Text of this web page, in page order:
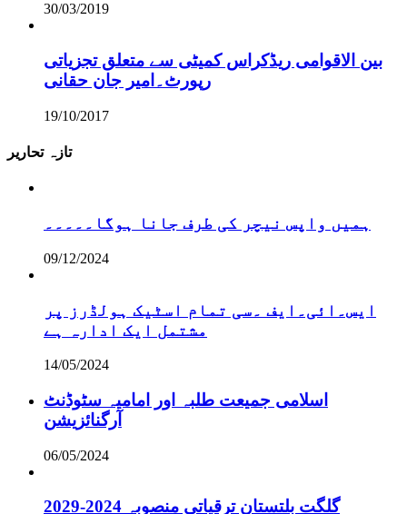
30/03/2019
بین الاقوامی ریڈکراس کمیٹی سے متعلق تجزیاتی
رپورٹ۔امیر جان حقانی
19/10/2017
تازہ تحاریر
ہمیں واپس نیچر کی طرف جانا ہوگا۔۔۔۔۔
09/12/2024
ایس۔ائی۔ایف ۔سی تمام اسٹیک ہولڈرز پر
مشتمل ایک ادارہ ہے
14/05/2024
اسلامی جمیعت طلبہ اور امامیہ سٹوڈنٹ
آرگنائزیشن
06/05/2024
گلگت بلتستان ترقیاتی منصوبہ 2024-2029